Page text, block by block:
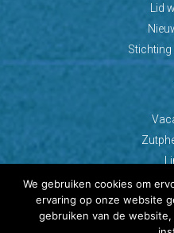
Lid
We gebruiken cookies om
ervaring op onze website
gebruiken van de